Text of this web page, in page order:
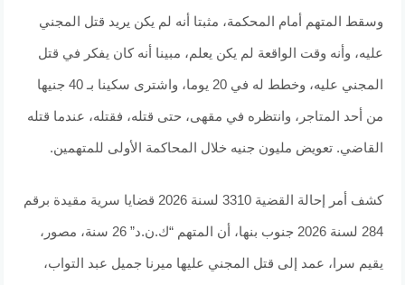
وسقط المتهم أمام المحكمة، مثبتا أنه لم يكن يريد قتل المجني
عليه، وأنه وقت الواقعة لم يكن يعلم، مبينا أنه كان يفكر في قتل
المجني عليه، وخطط له في 20 يوما، واشترى سكينا بـ 40 جنيها
من أحد المتاجر، وانتظره في مقهى، حتى قتله، فقتله، عندما قتله
القاضي. تعويض مليون جنيه خلال المحاكمة الأولى للمتهمين.
كشف أمر إحالة القضية 3310 لسنة 2026 قضايا سرية مقيدة برقم
284 لسنة 2026 جنوب بنها، أن المتهم “ك.ن.د” 26 سنة، مصور،
يقيم سرا، عمد إلى قتل المجني عليها ميرنا جميل عبد التواب،